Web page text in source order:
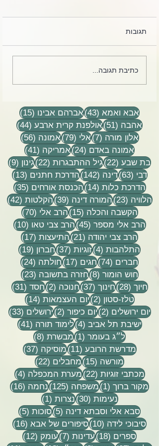
קלפים מחייהם של הרב
תגובות
כתיבת תגובה...
אבא ואמא (43) 43 פוסטים
אברהם אבינו (15)
15 פוסטים
אהבה (51) 51 פוסטים
אולפנת קרית ארבע (44)
44 פוסטים
אלון מורה (7) 7 פוסטיםאלי (79) 79 פוסטים
אמונה (56)
56 פוסטים
אמונה באדם (24) 24 פוסטים
אמריקה (41)
41 פוסטים
בת שבע (22) 22 פוסטים
גיל ההתבגרות (22) 22 פוסטים
גינון (9)
9 פוסטים
דבי (63) 63 פוסטים
דינה (142) 142 פוסטים
הדרכת חתנים (13)
13 פוסטים
הדרכת כלות (14) 14 פוסטים
הכנסת אורחים (35)
35 פוסטים
הלוויה (23) 23 פוסטים
המורה דינה (39) 39 פוסטים
הקלטות (42)
42
הקשבה והכלה (15) 15 פוסטים
הרב אלי (70)
70 פוסטים
הרב אלי מספר (45) 45 פוסטים
הרב צבי טאו (10)
10 פוסטים
הרב צבי יהודה (21) 21 פוסטים
התיעצות (17)
17 פוסטים
התלהבות (4) 4 פוסטיםזוגיות (37) 37 פוסטים
חברון (19)
19 פוסטים
חברים (74) 74 פוסטים
חגים (17) 17 פוסטים
חולתה (24)
24 פוסטים
חוש הומור (8) 8 פוסטיםחזרה בתשובה (23)
23 פוסטים
חיוך (28) 28 פוסטים
חינוך (37) 37 פוסטים
חנוכה (2) 2 פוסטיםחסד (31)
31 פוסטים
טלז-סטון (2) 2 פוסטיםיום העצמאות (14)
14 פוסטים
יום ירושלים (2) 2 פוסטיםיום כיפור (2) 2 פוסטיםירושלים (33)
33 פוסטים
ישיבת תל אביב (4) 4 פוסטיםלימוד תורה (41)
41 פוסטים
ל״ג בעומר (1) פוסט 1
מבשרת (8)
8 פוסטים
מדרשת הרובע (11) 11 פוסטים
מוסיקה (37)
37 פוסטים
מורשה (15) 15 פוסטים
מחבלים (22)
22 פוסטים
מכתבי זוגיות (22) 22 פוסטים
מערת המכפלה (4)
4 פוסטים
מקור ברוך (1) פוסט 1
משפחה (125) 125 פוסטים
נחמה (16)
16 פוסטים
נעימות (30) 30 פוסטים
נצרות (1)
פוסט 1
סבא אלי וסבתא דינה (5) 5 פוסטיםסוכות (5)
5 פוסטים
סיבוכי לידה (10) 10 פוסטים
סיפורים של אבא (16)
16 פוסטים
ספרים (18) 18 פוסטים
עדינות (7) 7 פוסטיםעומק (12)
12 פוסטים